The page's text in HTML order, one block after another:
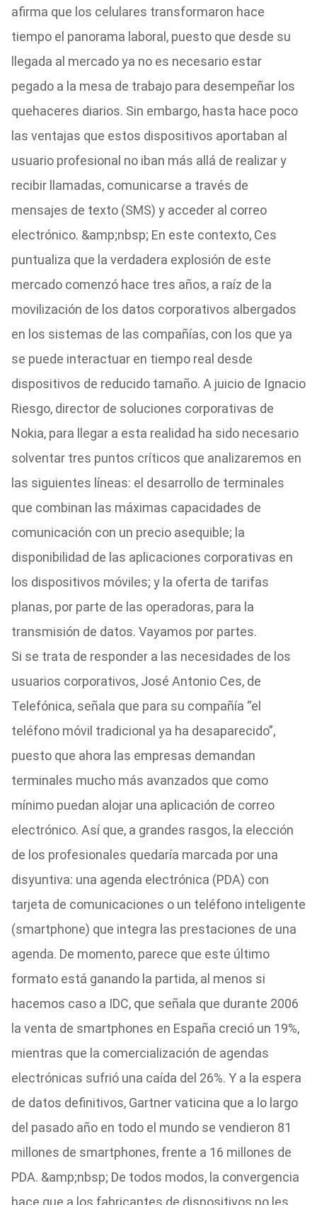
afirma que los celulares transformaron hace
tiempo el panorama laboral, puesto que desde su
llegada al mercado ya no es necesario estar
pegado a la mesa de trabajo para desempeñar los
quehaceres diarios. Sin embargo, hasta hace poco
las ventajas que estos dispositivos aportaban al
usuario profesional no iban más allá de realizar y
recibir llamadas, comunicarse a través de
mensajes de texto (SMS) y acceder al correo
electrónico. &amp;nbsp; En este contexto, Ces
puntualiza que la verdadera explosión de este
mercado comenzó hace tres años, a raíz de la
movilización de los datos corporativos albergados
en los sistemas de las compañías, con los que ya
se puede interactuar en tiempo real desde
dispositivos de reducido tamaño. A juicio de Ignacio
Riesgo, director de soluciones corporativas de
Nokia, para llegar a esta realidad ha sido necesario
solventar tres puntos críticos que analizaremos en
las siguientes líneas: el desarrollo de terminales
que combinan las máximas capacidades de
comunicación con un precio asequible; la
disponibilidad de las aplicaciones corporativas en
los dispositivos móviles; y la oferta de tarifas
planas, por parte de las operadoras, para la
transmisión de datos. Vayamos por partes.
Si se trata de responder a las necesidades de los
usuarios corporativos, José Antonio Ces, de
Telefónica, señala que para su compañía “el
teléfono móvil tradicional ya ha desaparecido”,
puesto que ahora las empresas demandan
terminales mucho más avanzados que como
mínimo puedan alojar una aplicación de correo
electrónico. Así que, a grandes rasgos, la elección
de los profesionales quedaría marcada por una
disyuntiva: una agenda electrónica (PDA) con
tarjeta de comunicaciones o un teléfono inteligente
(smartphone) que integra las prestaciones de una
agenda. De momento, parece que este último
formato está ganando la partida, al menos si
hacemos caso a IDC, que señala que durante 2006
la venta de smartphones en España creció un 19%,
mientras que la comercialización de agendas
electrónicas sufrió una caída del 26%. Y a la espera
de datos definitivos, Gartner vaticina que a lo largo
del pasado año en todo el mundo se vendieron 81
millones de smartphones, frente a 16 millones de
PDA. &amp;nbsp; De todos modos, la convergencia
hace que a los fabricantes de dispositivos no les